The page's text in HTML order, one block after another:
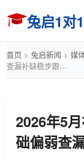
兔启1对1
首页 > 兔启新闻 > 媒
查漏补缺稳步跟…
2026年5
础偏弱查